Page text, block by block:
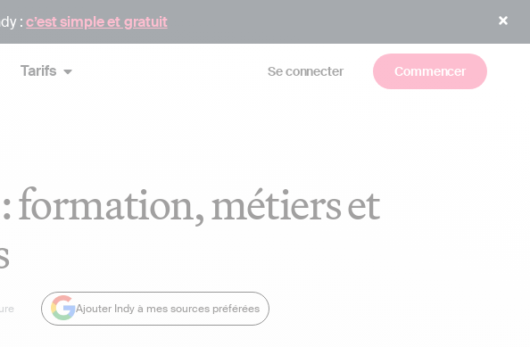
:c’est simple et gratuit
Tarifs Se connecter Commencer
formation, métiers et
Ajouter Indy à mes sources préférées